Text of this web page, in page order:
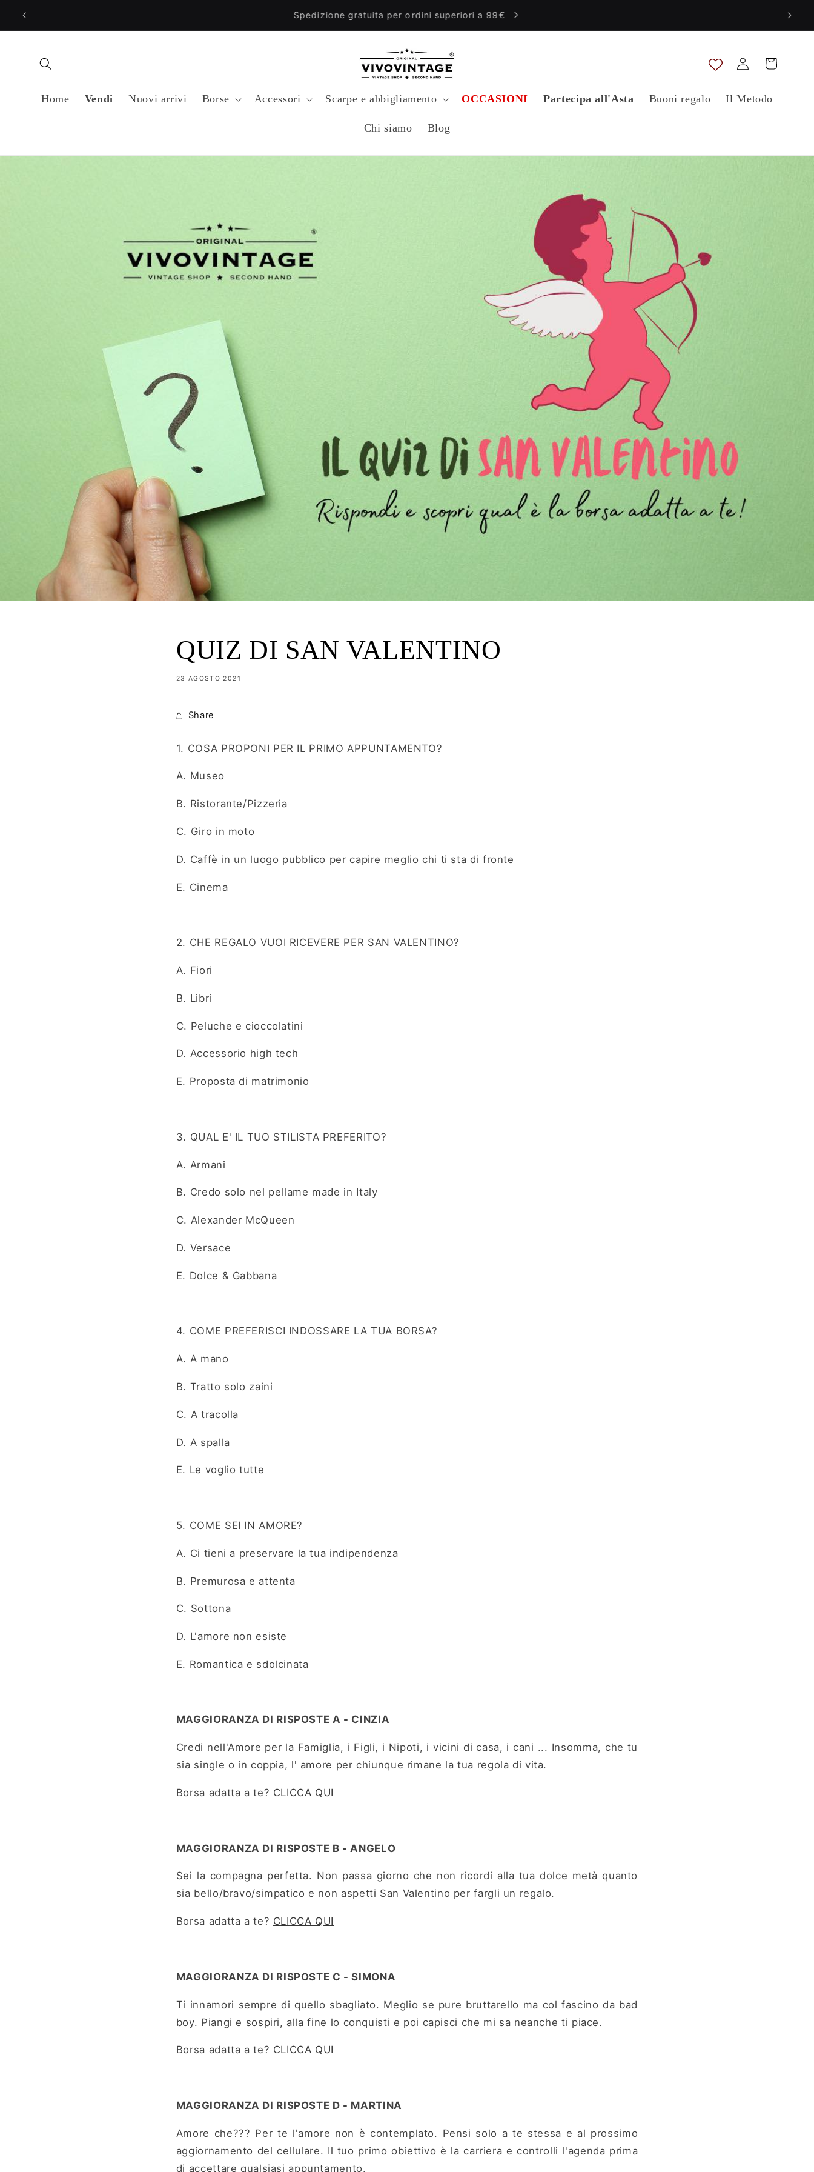
direttamente
Ti diamo il benvenuto nel nostro negozio
Home Vendi Nuovi arrivi Borse Accessori Scarpe e abbigliamento OCCASIONI Partecipa all'Asta Buoni regalo Il Metodo
Chi siamo Blog
Accedi Carrello
QUIZ DI SAN VALENTINO
23 AGOSTO 2021
Share
1. COSA PROPONI PER IL PRIMO APPUNTAMENTO?
A. Museo
B. Ristorante/Pizzeria
C. Giro in moto
D. Caffè in un luogo pubblico per capire meglio chi ti sta di fronte
E. Cinema
2. CHE REGALO VUOI RICEVERE PER SAN VALENTINO?
A. Fiori
B. Libri
C. Peluche e cioccolatini
D. Accessorio high tech
E. Proposta di matrimonio
3. QUAL E' IL TUO STILISTA PREFERITO?
A. Armani
B. Credo solo nel pellame made in Italy
C. Alexander McQueen
D. Versace
E. Dolce & Gabbana
4. COME PREFERISCI INDOSSARE LA TUA BORSA?
A. A mano
B. Tratto solo zaini
C. A tracolla
D. A spalla
E. Le voglio tutte
5. COME SEI IN AMORE?
A. Ci tieni a preservare la tua indipendenza
B. Premurosa e attenta
C. Sottona
D. L'amore non esiste
E. Romantica e sdolcinata
MAGGIORANZA DI RISPOSTE A - CINZIA
Credi nell'Amore per la Famiglia, i Figli, i Nipoti, i vicini di casa, i cani ... Insomma, che tu
sia single o in coppia, l' amore per chiunque rimane la tua regola di vita.
Borsa adatta a te? CLICCA QUI
MAGGIORANZA DI RISPOSTE B - ANGELO
Sei la compagna perfetta. Non passa giorno che non ricordi alla tua dolce metà quanto
sia bello/bravo/simpatico e non aspetti San Valentino per fargli un regalo.
Borsa adatta a te? CLICCA QUI
MAGGIORANZA DI RISPOSTE C - SIMONA
Ti innamori sempre di quello sbagliato. Meglio se pure bruttarello ma col fascino da bad
boy. Piangi e sospiri, alla fine lo conquisti e poi capisci che mi sa neanche ti piace.
Borsa adatta a te? CLICCA QUI
MAGGIORANZA DI RISPOSTE D - MARTINA
Amore che??? Per te l'amore non è contemplato. Pensi solo a te stessa e al prossimo
aggiornamento del cellulare. Il tuo primo obiettivo è la carriera e controlli l'agenda prima
di accettare qualsiasi appuntamento.